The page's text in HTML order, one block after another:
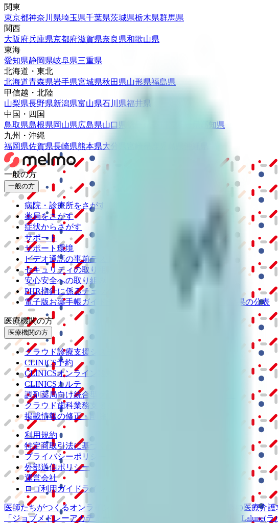
関東
東京都神奈川県埼玉県千葉県茨城県栃木県群馬県
関西
大阪府兵庫県京都府滋賀県奈良県和歌山県
東海
愛知県静岡県岐阜県三重県
北海道・東北
北海道青森県岩手県宮城県秋田県山形県福島県
甲信越・北陸
山梨県長野県新潟県富山県石川県福井県
中国・四国
鳥取県島根県岡山県広島県山口県
高知県
九州・沖縄
福岡県佐賀県長崎県熊本県大分県
一般の方
一般の方
病院・診療所をさがす
薬局をさがす
症状からさがす
サポート
サポート環境
ビデオ通話の事前テスト
セキュリティの取り組み
安心安全への取り組み
PHR指針に係るチェックシート確認結果の公表
電子版お薬手帳ガイドラインに係るチェックシート確認結果の公表
医療機関の方
医療機関の方
クラウド診療支援システム
CLINICS予約
CLINICSオンライン診療
CLINICSカルテ
調剤薬局向け統合型クラウドソリューション
クラウド歯科業務
掲載情報の修正・削除はこちら
利用規約
特定商取引法に基づく表記
プライバシーポリシー
外部送信ポリシー
運営会社
ロゴ利用ガイドライン
医師たちがつくるオンライン医療事典 日本最大級の医療介護
「ジョブメドレーアカデミー」
「Lalune(ラ